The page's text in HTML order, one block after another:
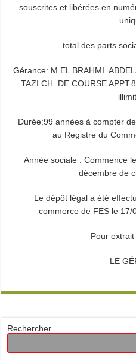
souscrites et libérées en
total des parts
Gérance: M EL BRAHMI
TAZI CH. DE COURSE
Durée:99 années à compter
au Registre du
Année sociale : Commence
décembre de
Le dépôt légal a été
commerce de FES le 17/
Pour
LE
Rechercher